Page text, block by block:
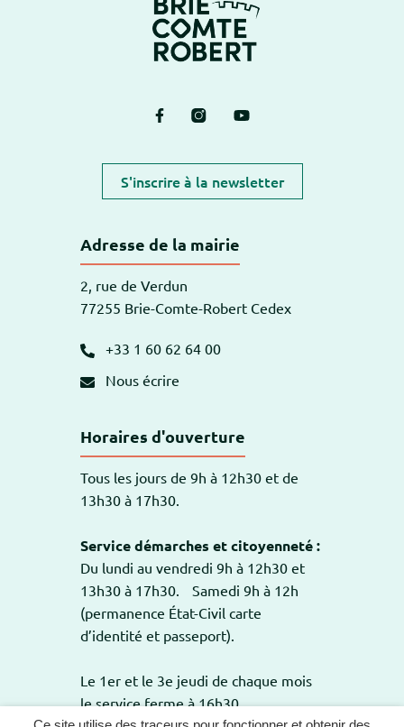
Lien vers le compte Facebook
Lien vers le compte Instagram
Lien vers la chaîne
S'inscrire à la newsletter
Adresse de la mairie
2, rue de Verdun
77255 Brie-Comte-Robert Cedex
+33 1 60 62 64 00
Nous écrire
Horaires d'ouverture
Tous les jours de 9h à 12h30 et de
13h30 à 17h30.
Service démarches et citoyenneté :
Du lundi au vendredi 9h à 12h30 et
13h30 à 17h30. Samedi 9h à 12h
(permanence État-Civil carte
d’identité et passeport).
Le 1er et le 3e jeudi de chaque mois
le service ferme à 16h30.